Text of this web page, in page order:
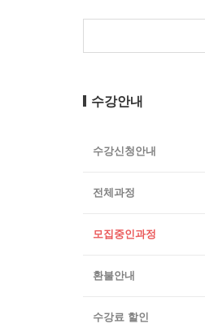
수강안내
수강신청안내
전체과정
모집중인과정
환불안내
수강료 할인